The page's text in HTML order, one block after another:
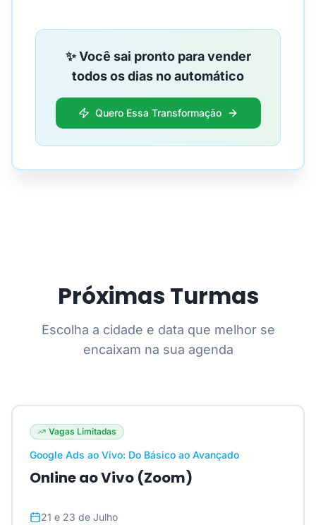
✨ Você sai pronto para vender
todos os dias no automático
Quero Essa Transformação
Próximas Turmas
Escolha a cidade e data que melhor se
encaixam na sua agenda
Vagas Limitadas
Google Ads ao Vivo: Do Básico ao Avançado
Online ao Vivo (Zoom)
21 e 23 de Julho